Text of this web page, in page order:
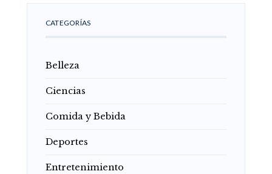
CATEGORÍAS
Belleza
Ciencias
Comida y Bebida
Deportes
Entretenimiento